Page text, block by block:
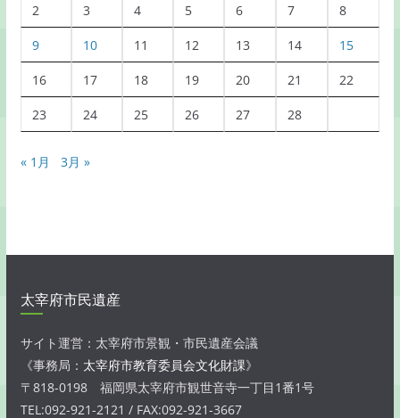
2 3 4 5 6 7 8
9 10 11 12 13 14 15
16 17 18 19 20 21 22
23 24 25 26 27 28
« 1月 3月 »
太宰府市民遺産
サイト運営：太宰府市景観・市民遺産会議
《事務局： 太宰府市教育委員会文化財課》
〒818-0198 福岡県太宰府市観世音寺一丁目1番1号
TEL:092-921-2121 / FAX:092-921-3667